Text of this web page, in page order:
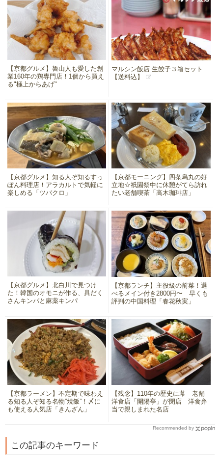
【京都グルメ】魯山人も愛した創
業160年の鶏専門店！1個から買え
る"極上からあげ"
マルシン飯店 生餃子３箱セット
【送料込】
【京都グルメ】知る人ぞ知るすっ
ぽん料理店！アラカルトで気軽に
楽しめる「ツバクロ」
【京都モーニング】四条烏丸の好
立地☆祇園祭中に休憩がてら訪れ
たい老舗喫茶「高木珈琲店」
【京都グルメ】北白川で見つけ
た！韓国のオモニが作る、具だく
さんキンパと麻薬キンパ
【京都ランチ】主役級の前菜！選
べるメイン付き2800円〜 早くも
評判の中国料理「春花秋実」
【京都ラーメン】不定期で味わえ
る知る人ぞ知る名物”焼飯”！〆に
も使える人気店「きんざん」
【残念】110年の歴史に幕 老舗
洋食店「開陽亭」が閉店 洋食弁
当で親しまれた名店
Recommended by
この記事のキーワード